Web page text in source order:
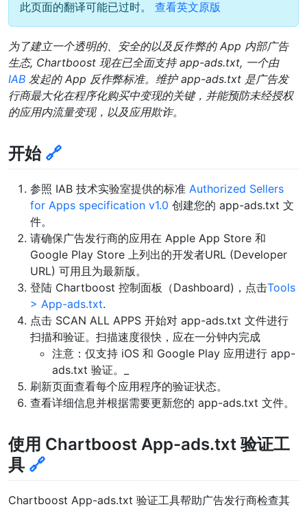
此页面的翻译可能已过时。 查看英文原版
为了建立一个透明的、安全的以及反作弊的 App 内部广告
生态, Chartboost 现在已全面支持 app-ads.txt, 一个由
IAB 发起的 App 反作弊标准。维护 app-ads.txt 是广告发
行商最大化在程序化购买中变现的关键，并能预防未经授权
的应用内流量变现，以及应用欺诈。
开始 🔗
参照 IAB 技术实验室提供的标准 Authorized Sellers
for Apps specification v1.0 创建您的 app-ads.txt 文
件。
请确保广告发行商的应用在 Apple App Store 和
Google Play Store 上列出的开发者URL (Developer
URL) 可用且为最新版。
登陆 Chartboost 控制面板（Dashboard)，点击Tools
> App-ads.txt.
点击 SCAN ALL APPS 开始对 app-ads.txt 文件进行
扫描和验证。扫描速度很快，应在一分钟内完成
注意：仅支持 iOS 和 Google Play 应用进行 app-
ads.txt 验证。_
刷新页面查看每个应用程序的验证状态。
查看详细信息并根据需要更新您的 app-ads.txt 文件。
使用 Chartboost App-ads.txt 验证工
具 🔗
Chartboost App-ads.txt 验证工具帮助广告发行商检查其